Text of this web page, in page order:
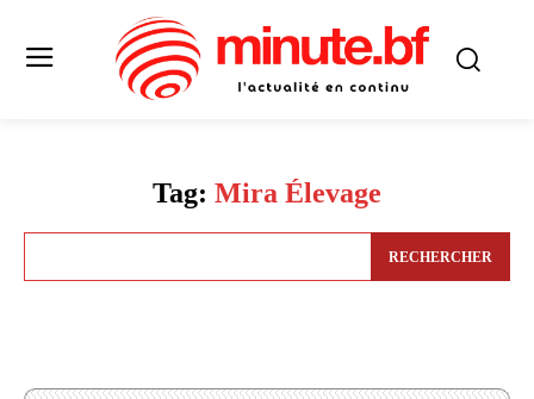
Tag: Mira Élevage
RECHERCHER